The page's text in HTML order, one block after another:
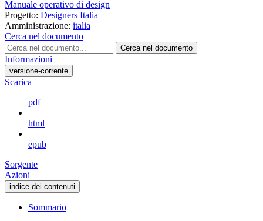
Manuale operativo di design
Progetto: Designers Italia
Amministrazione: italia
Cerca nel documento
Cerca nel documento
Informazioni
versione-corrente
Scarica
pdf
html
epub
Sorgente
Azioni
indice dei contenuti
Sommario